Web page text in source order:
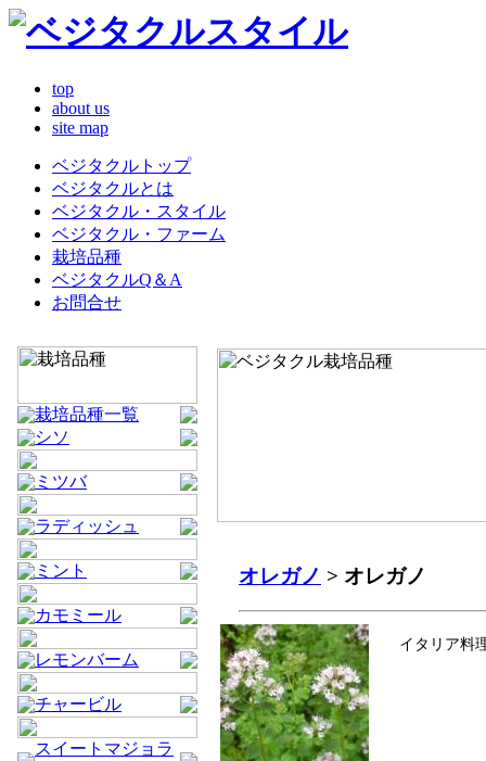
top
about us
site map
ベジタクルトップ
ベジタクルとは
ベジタクル・スタイル
ベジタクル・ファーム
栽培品種
ベジタクルQ＆A
お問合せ
栽培品種一覧
シソ
ミツバ
ラディッシュ
ミント
カモミール
レモンバーム
チャービル
スイートマジョラ
オレガノ > オレガノ
イタリア料